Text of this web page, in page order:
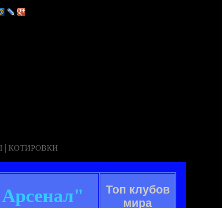
| КОТИРОВКИ
Топ клубов
мира